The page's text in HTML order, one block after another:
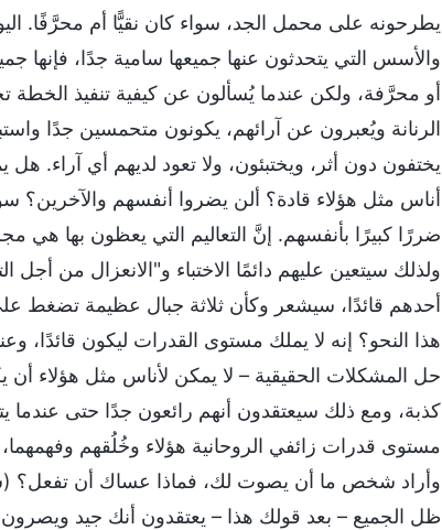
يطرحونه على محمل الجد، سواء كان نقيًّا أم محرَّفًا.
والأسس التي يتحدثون عنها جميعها سامية جدًا،
أو محرَّفة، ولكن عندما يُسألون عن كيفية تنفيذ الخطة
الرنانة ويُعبرون عن آرائهم، يكونون متحمسين جدًا
يختفون دون أثر، ويختبئون، ولا تعود لديهم أي آراء.
أناس مثل هؤلاء قادة؟ ألن يضروا أنفسهم
ضررًا كبيرًا بأنفسهم. إنَّ التعاليم التي يعظون بها هي
ولذلك سيتعين عليهم دائمًا الاختباء و"الانعزال من
أحدهم قائدًا، سيشعر وكأن ثلاثة جبال عظيمة تضغط
هذا النحو؟ إنه لا يملك مستوى القدرات ليكون قائدًا،
حل المشكلات الحقيقية – لا يمكن لأناس مثل هؤلاء أن
كذبة، ومع ذلك سيعتقدون أنهم رائعون جدًا حتى عندما
مستوى قدرات زائفي الروحانية هؤلاء وخُلُقهم
وأراد شخص ما أن يصوت لك، فماذا عساك أن تفعل؟
ظل الجميع – بعد قولك هذا – يعتقدون أنك جيد